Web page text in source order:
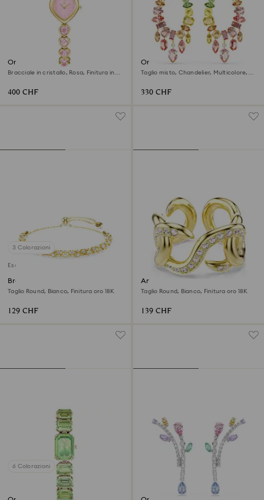
Orologio Idyllia Heart
Bracciale in cristallo, Rosa, Finitura in
400 CHF
Orecchini pendenti Gema
Taglio misto, Chandelier, Multicolore,
330 CHF
3 Colorazioni
Esclusiva online
Braccialetto Dextera
Taglio Round, Bianco, Finitura oro 18K
129 CHF
Anello aperto Dextera
Taglio Round, Bianco, Finitura oro 18K
139 CHF
6 Colorazioni